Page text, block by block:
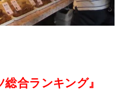
総合ランキング』